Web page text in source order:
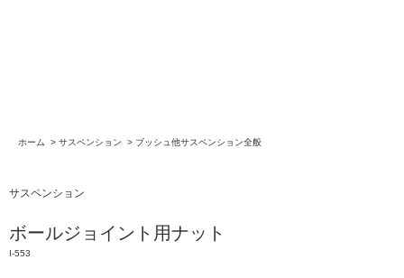
ホーム > サスペンション > ブッシュ他サスペンション全般
サスペンション
ボールジョイント用ナット
I-553